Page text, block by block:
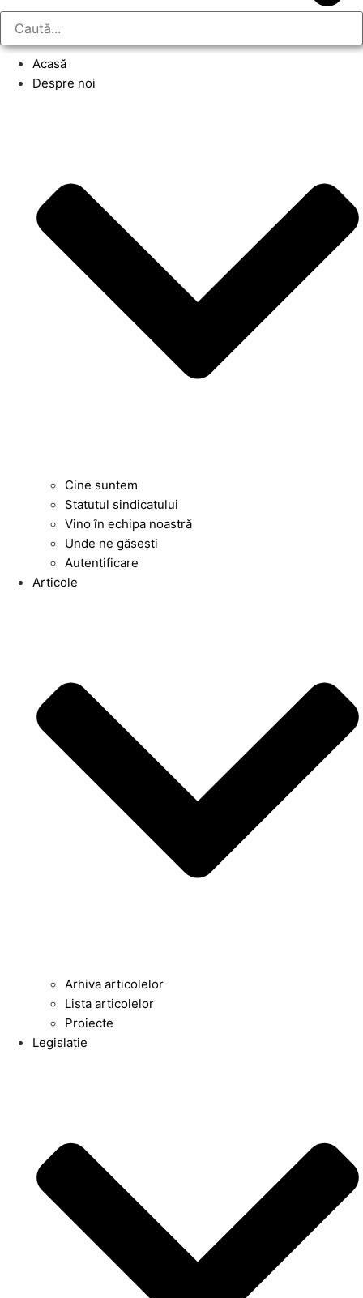
Acasă
Despre noi
Cine suntem
Statutul sindicatului
Vino în echipa noastră
Unde ne găsești
Autentificare
Articole
Arhiva articolelor
Lista articolelor
Proiecte
Legislație